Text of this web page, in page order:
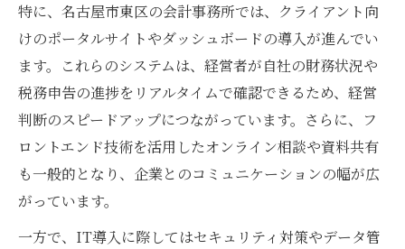
名古屋市東区で選ばれる会計事務所の特徴
会計事務所の実力を知るためのポイント解
説
経営支援に優れた会計事務所の選び方ガイ
ド
新たなパートナー選びに必要な視点を解説
会計事務所を選ぶ際に欠かせない比較ポイ
ント
特に、名古屋市東区の会計事務所では、クライアント向
けのポータルサイトやダッシュボードの導入が進んでい
ます。これらのシステムは、経営者が自社の財務状況や
税務申告の進捗をリアルタイムで確認できるため、経営
判断のスピードアップにつながっています。さらに、フ
ロントエンド技術を活用したオンライン相談や資料共有
も一般的となり、企業とのコミュニケーションの幅が広
がっています。
一方で、IT導入に際してはセキュリティ対策やデータ管